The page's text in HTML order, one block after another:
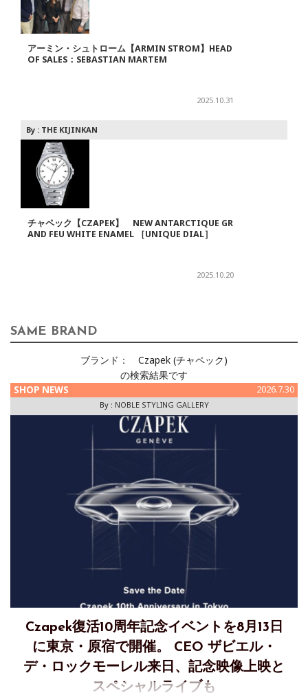
アーミン・シュトローム【ARMIN STROM】HEAD
OF SALES：SEBASTIAN MARTEM
2025.10.31
By : THE KIJINKAN
チャペック【CZAPEK】 NEW ANTARCTIQUE GR
AND FEU WHITE ENAMEL ［UNIQUE DIAL］
2025.10.20
SAME BRAND
ブランド：
Czapek (チャペック)
の検索結果です
SHOP NEWS 2026.7.30
By : NOBLE STYLING GALLERY
Czapek復活10周年記念イベントを8月13日
に東京・原宿で開催。 CEO ザビエル・
デ・ロックモーレル来日、記念映像上映と
スペシャルライブも